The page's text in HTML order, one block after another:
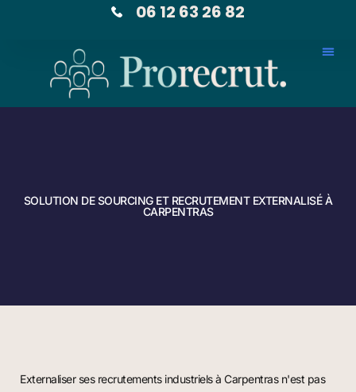
06 12 63 26 82
SOLUTION DE SOURCING ET RECRUTEMENT EXTERNALISÉ À
CARPENTRAS
Externaliser ses recrutements industriels à Carpentras n'est pas